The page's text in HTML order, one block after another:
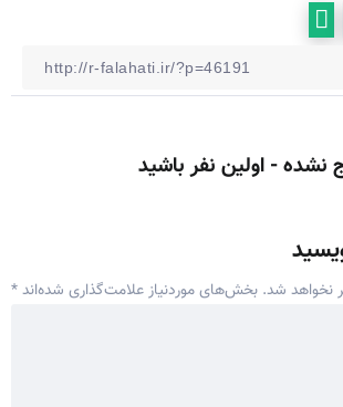
- اولین نفر باشید
نخواهد شد. بخش‌های موردنیاز علامت‌گذاری شده‌اند*